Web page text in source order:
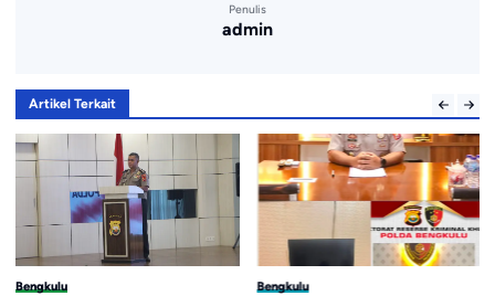
Penulis
admin
Artikel Terkait
Bengkulu
Bengkulu